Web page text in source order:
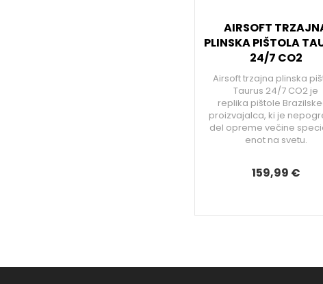
AIRSOFT
PLINSKA PIŠTOLA
24/7 CO2
Airsoft trzajna plinska
Taurus 24/7 CO2 je
replika pištole
proizvajalca, ki je
del opreme večine
enot na svetu.
159,99 €